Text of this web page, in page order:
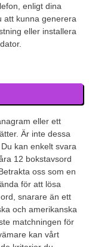
enligt dina
att kunna generera
eller installera
eller ett
Är inte dessa
kan enkelt svara
12 bokstavsord
oss som en
för att lösa
snarare än ett
och amerikanska
matchningen för
kan vårt